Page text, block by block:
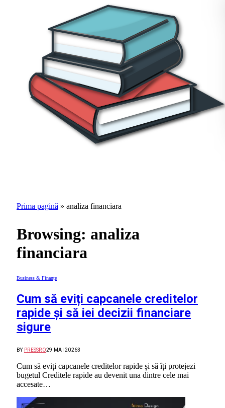
Prima pagină » analiza financiara
Browsing: analiza
financiara
Business & Finanțe
Cum să eviți capcanele creditelor
rapide și să iei decizii financiare
sigure
BY PRESSRO29 MAI 20263
Cum să eviți capcanele creditelor rapide și să îți protejezi
bugetul Creditele rapide au devenit una dintre cele mai
accesate…